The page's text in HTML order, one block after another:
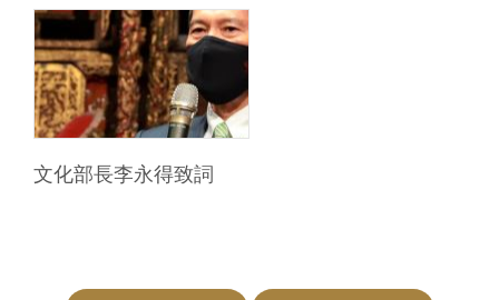
網
站
導
覽
館長洪世佑(右)簽署「捐
贈備忘錄」
文化部長李永得致詞